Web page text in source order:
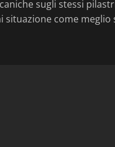
sugli stessi
come meglio